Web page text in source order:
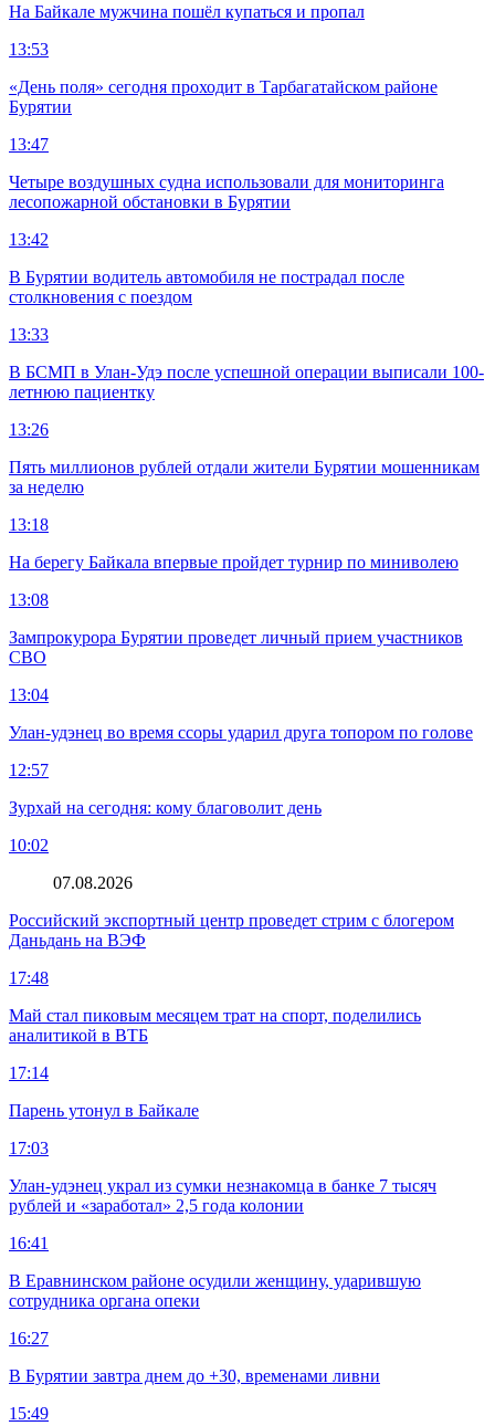
На Байкале мужчина пошёл купаться и пропал
13:53
«День поля» сегодня проходит в Тарбагатайском районе
Бурятии
13:47
Четыре воздушных судна использовали для мониторинга
лесопожарной обстановки в Бурятии
13:42
В Бурятии водитель автомобиля не пострадал после
столкновения с поездом
13:33
В БСМП в Улан-Удэ после успешной операции выписали 100-
летнюю пациентку
13:26
Пять миллионов рублей отдали жители Бурятии мошенникам
за неделю
13:18
На берегу Байкала впервые пройдет турнир по миниволею
13:08
Зампрокурора Бурятии проведет личный прием участников
СВО
13:04
Улан-удэнец во время ссоры ударил друга топором по голове
12:57
Зурхай на сегодня: кому благоволит день
10:02
07.08.2026
Российский экспортный центр проведет стрим с блогером
Даньдань на ВЭФ
17:48
Май стал пиковым месяцем трат на спорт, поделились
аналитикой в ВТБ
17:14
Парень утонул в Байкале
17:03
Улан-удэнец украл из сумки незнакомца в банке 7 тысяч
рублей и «заработал» 2,5 года колонии
16:41
В Еравнинском районе осудили женщину, ударившую
сотрудника органа опеки
16:27
В Бурятии завтра днем до +30, временами ливни
15:49